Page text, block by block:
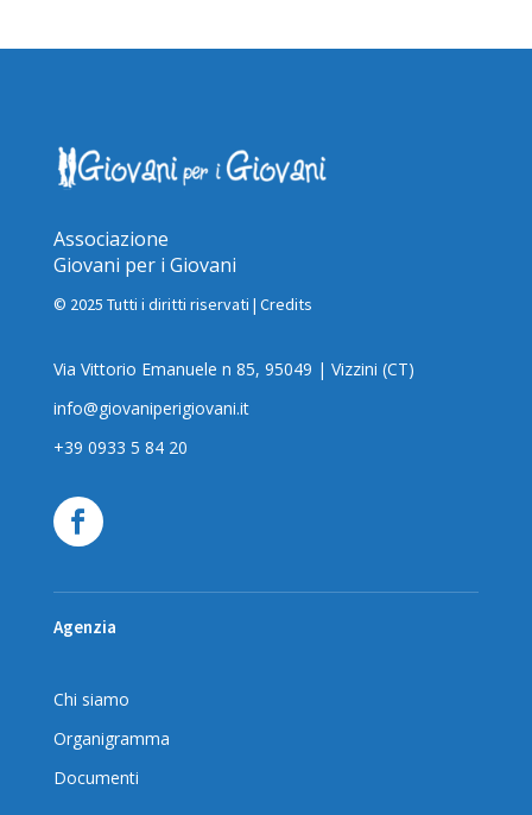
Associazione
Giovani per i Giovani
© 2025 Tutti i diritti riservati | Credits
Via Vittorio Emanuele n 85, 95049 | Vizzini (CT)
info@giovaniperigiovani.it
+39 0933 5 84 20
Agenzia
Chi siamo
Organigramma
Documenti